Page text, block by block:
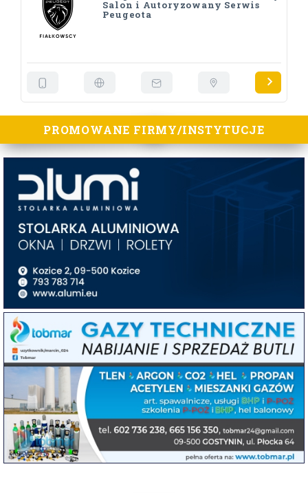
Salon i Autoryzowany Serwis
Peugeota
PROMOWANE FIRMY/INSTYTUCJE